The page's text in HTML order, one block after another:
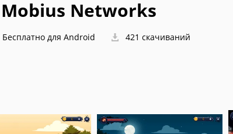
Networks
Бесплатно для Android 421 скачиваний